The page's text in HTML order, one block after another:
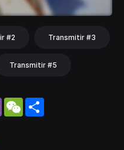
#2 Transmitir #3
Transmitir #5
Viber WeChat